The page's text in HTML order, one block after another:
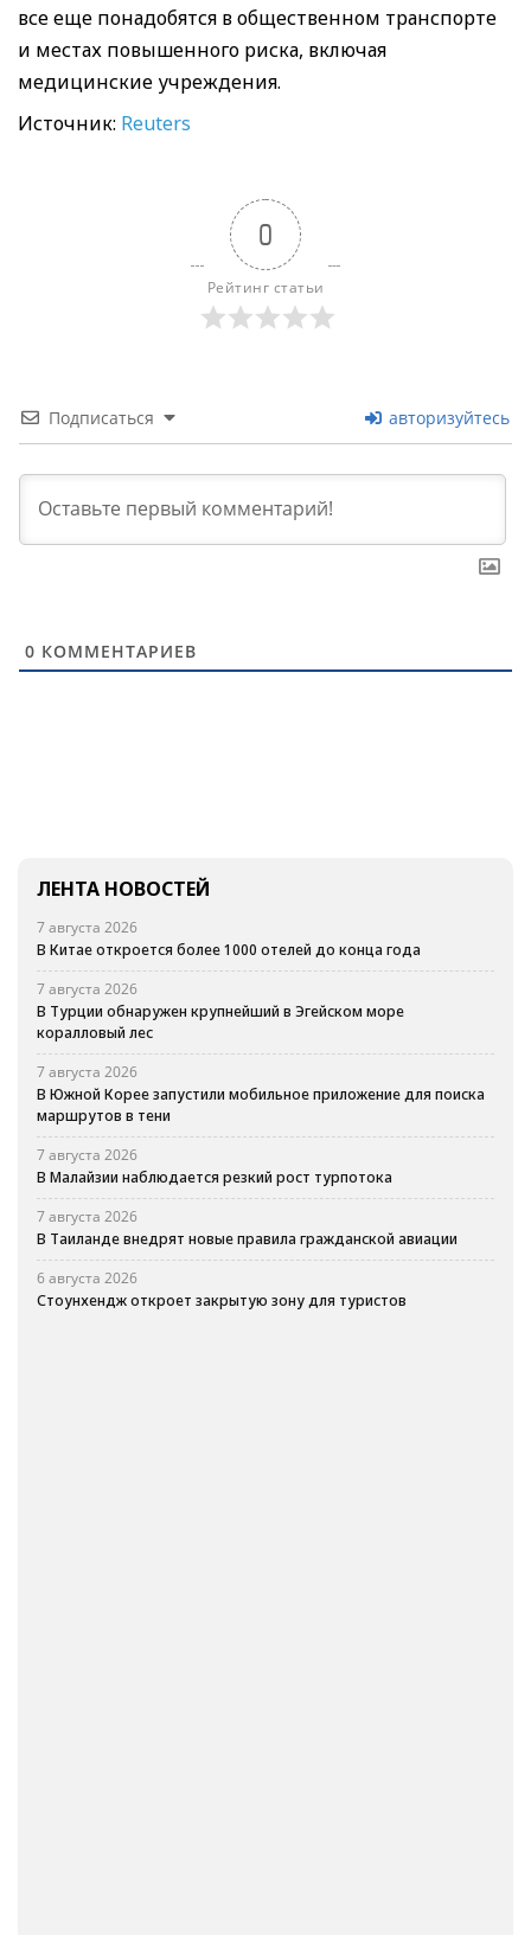
все еще понадобятся в общественном транспорте
и местах повышенного риска, включая
медицинские учреждения.
Источник: Reuters
0
Рейтинг статьи
Подписаться авторизуйтесь
0 КОММЕНТАРИЕВ
ЛЕНТА НОВОСТЕЙ
7 августа 2026
В Китае откроется более 1000 отелей до конца года
7 августа 2026
В Турции обнаружен крупнейший в Эгейском море
коралловый лес
7 августа 2026
В Южной Корее запустили мобильное приложение для поиска
маршрутов в тени
7 августа 2026
В Малайзии наблюдается резкий рост турпотока
7 августа 2026
В Таиланде внедрят новые правила гражданской авиации
6 августа 2026
Стоунхендж откроет закрытую зону для туристов